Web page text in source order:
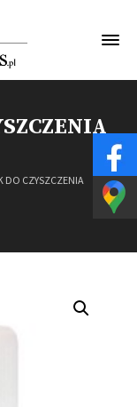
DO CZYSZCZENIA